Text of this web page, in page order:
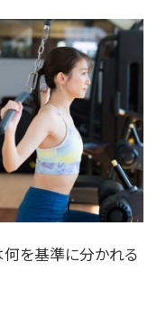
を基準に分かれる